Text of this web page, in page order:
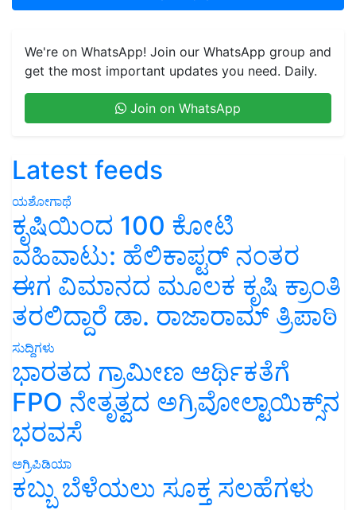
We're on WhatsApp! Join our WhatsApp group and
get the most important updates you need. Daily.
Join on WhatsApp
Latest feeds
ಯಶೋಗಾಥೆ
ಕೃಷಿಯಿಂದ 100 ಕೋಟಿ
ವಹಿವಾಟು: ಹೆಲಿಕಾಪ್ಟರ್ ನಂತರ
ಈಗ ವಿಮಾನದ ಮೂಲಕ ಕೃಷಿ ಕ್ರಾಂತಿ
ತರಲಿದ್ದಾರೆ ಡಾ. ರಾಜಾರಾಮ್ ತ್ರಿಪಾಠಿ
ಸುದ್ದಿಗಳು
ಭಾರತದ ಗ್ರಾಮೀಣ ಆರ್ಥಿಕತೆಗೆ
FPO ನೇತೃತ್ವದ ಅಗ್ರಿವೋಲ್ಟಾಯಿಕ್ಸ್‌ನ
ಭರವಸೆ
ಅಗ್ರಿಪಿಡಿಯಾ
ಕಬ್ಬು ಬೆಳೆಯಲು ಸೂಕ್ತ ಸಲಹೆಗಳು